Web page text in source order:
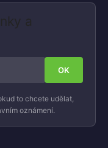
a
to chcete udělat,
oznámení.